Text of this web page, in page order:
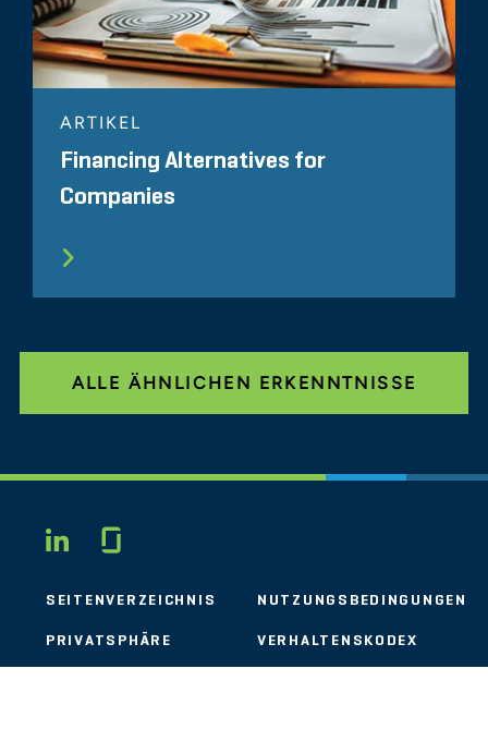
ARTIKEL
Financing Alternatives for
Companies
ALLE ÄHNLICHEN ERKENNTNISSE
LINKEDIN
SEITENVERZEICHNIS NUTZUNGSBEDINGUNGEN
PRIVATSPHÄRE VERHALTENSKODEX